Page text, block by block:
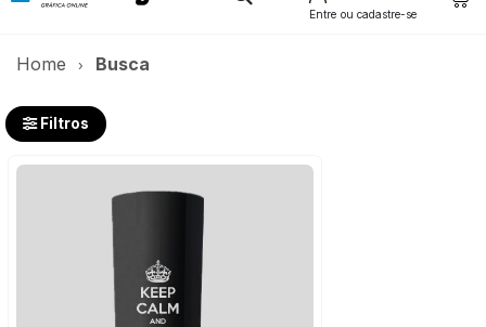
Entre ou cadastre-se
Home Busca
Filtros